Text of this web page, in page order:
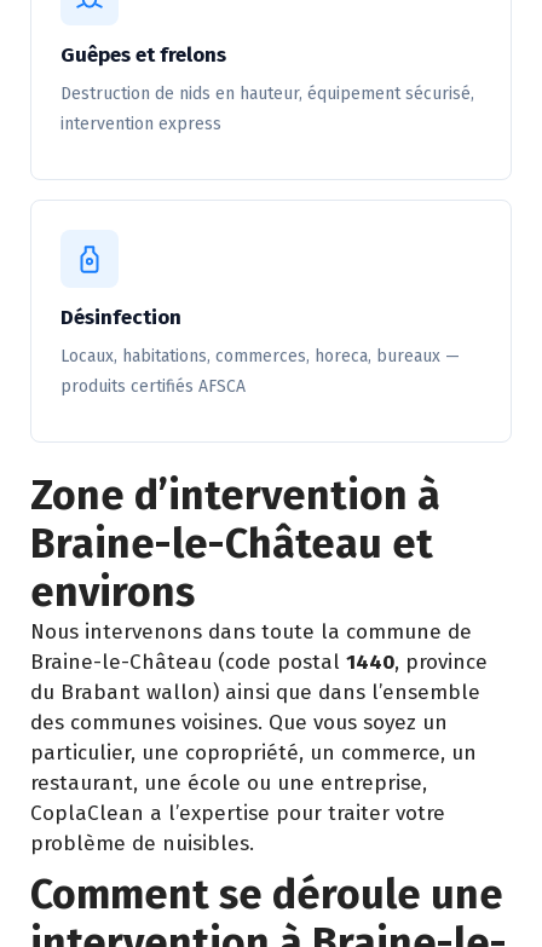
Guêpes et frelons
Destruction de nids en hauteur, équipement sécurisé,
intervention express
Désinfection
Locaux, habitations, commerces, horeca, bureaux —
produits certifiés AFSCA
Zone d’intervention à
Braine-le-Château et
environs
Nous intervenons dans toute la commune de
Braine-le-Château (code postal 1440, province
du Brabant wallon) ainsi que dans l’ensemble
des communes voisines. Que vous soyez un
particulier, une copropriété, un commerce, un
restaurant, une école ou une entreprise,
CoplaClean a l’expertise pour traiter votre
problème de nuisibles.
Comment se déroule une